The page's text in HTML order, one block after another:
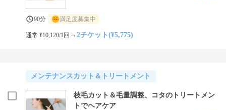
90分 満足度募集中
通常 ¥10,120/1回 →2チケット(¥5,775)
メンテナンスカット＆トリートメント
枝毛カット＆毛量調整、コタのトリートメン
トでヘアケア